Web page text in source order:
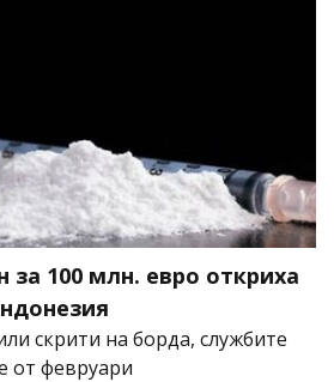
за 100 млн. евро откриха
скрити на борда, службите
от февруари